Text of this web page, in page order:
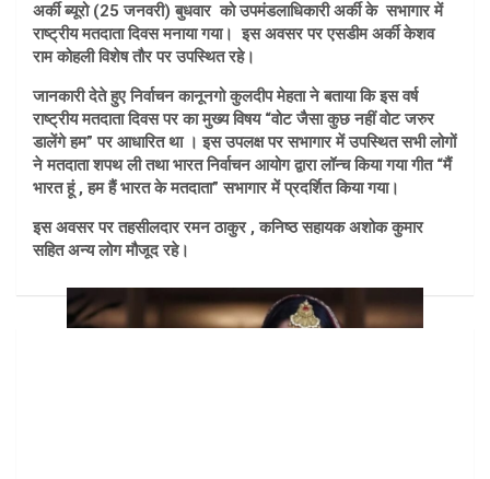
अर्की ब्यूरो (25 जनवरी) बुधवार को उपमंडलाधिकारी अर्की के सभागार में
राष्ट्रीय मतदाता दिवस मनाया गया। इस अवसर पर एसडीम अर्की केशव
राम कोहली विशेष तौर पर उपस्थित रहे।
जानकारी देते हुए निर्वाचन कानूनगो कुलदीप मेहता ने बताया कि इस वर्ष
राष्ट्रीय मतदाता दिवस पर का मुख्य विषय “वोट जैसा कुछ नहीं वोट जरुर
डालेंगे हम” पर आधारित था । इस उपलक्ष पर सभागार में उपस्थित सभी लोगों
ने मतदाता शपथ ली तथा भारत निर्वाचन आयोग द्वारा लॉन्च किया गया गीत “मैं
भारत हूं , हम हैं भारत के मतदाता” सभागार में प्रदर्शित किया गया।
इस अवसर पर तहसीलदार रमन ठाकुर , कनिष्ठ सहायक अशोक कुमार
सहित अन्य लोग मौजूद रहे।